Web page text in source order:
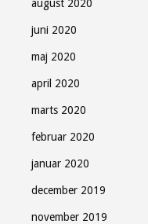
august 2020
juni 2020
maj 2020
april 2020
marts 2020
februar 2020
januar 2020
december 2019
november 2019